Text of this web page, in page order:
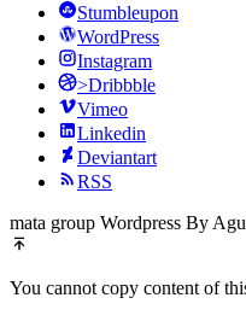
Stumbleupon
WordPress
Instagram
>Dribbble
Vimeo
Linkedin
Deviantart
RSS
mata group Wordpress By
You cannot copy content of